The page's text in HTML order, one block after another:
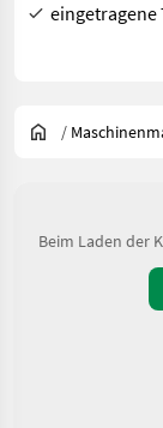
/
Beim Laden der